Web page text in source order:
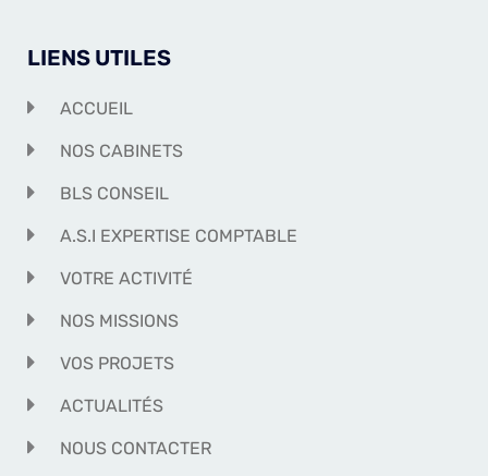
LIENS UTILES
ACCUEIL
NOS CABINETS
BLS CONSEIL
A.S.I EXPERTISE COMPTABLE
VOTRE ACTIVITÉ
NOS MISSIONS
VOS PROJETS
ACTUALITÉS
NOUS CONTACTER